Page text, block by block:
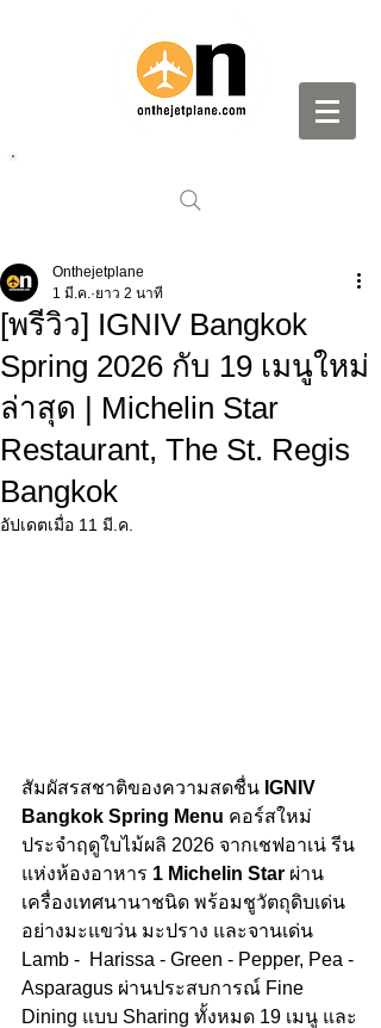
[พรีวิว] IGNIV Bangkok
Spring 2026 กับ 19 เมนูใหม่
ล่าสุด | Michelin Star
Restaurant, The St. Regis
Bangkok
Onthejetplane
1 มี.ค. ยาว 2 นาที
อัปเดตเมื่อ 11 มี.ค.
สัมผัสรสชาติของความสดชื่น IGNIV
Bangkok Spring Menu คอร์สใหม่
ประจำฤดูใบไม้ผลิ 2026 จากเชฟอาเน่ รีน
แห่งห้องอาหาร 1 Michelin Star ผ่าน
เครื่องเทศนานาชนิด พร้อมชูวัตถุดิบเด่น
อย่างมะแขว่น มะปราง และจานเด่น
Lamb -  Harissa - Green - Pepper, Pea -
Asparagus ผ่านประสบการณ์ Fine
Dining แบบ Sharing ทั้งหมด 19 เมนู และ